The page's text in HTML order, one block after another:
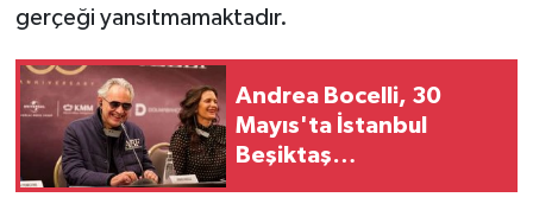
gerçeği yansıtmamaktadır.
Andrea Bocelli, 30
Mayıs'ta İstanbul
Beşiktaş